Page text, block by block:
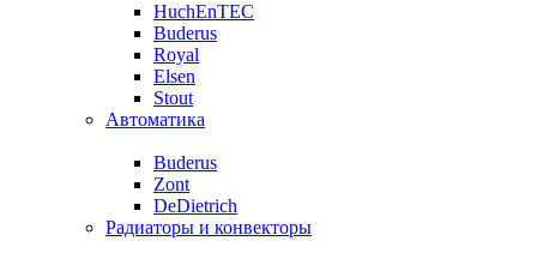
HuchEnTEC
Buderus
Royal
Elsen
Stout
Автоматика
Buderus
Zont
DeDietrich
Радиаторы и конвекторы